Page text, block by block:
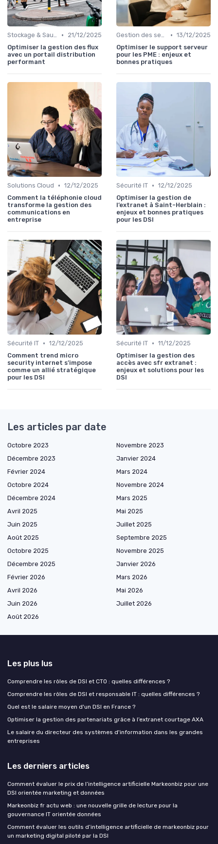
Stockage & Sauvegarde •
21/12/2025
Optimiser la gestion des flux
avec un portail distribution
performant
Gestion des serveurs • 13/12/2025
Optimiser le support serveur
pour les PME : enjeux et
bonnes pratiques
Solutions Cloud • 12/12/2025
Comment la téléphonie cloud
transforme la gestion des
communications en
entreprise
Sécurité IT • 12/12/2025
Optimiser la gestion de
l’extranet à Saint-Herblain :
enjeux et bonnes pratiques
pour les DSI
Sécurité IT • 12/12/2025
Comment trend micro
security internet s’impose
comme un allié stratégique
pour les DSI
Sécurité IT • 11/12/2025
Optimiser la gestion des
accès avec sfr extranet :
enjeux et solutions pour les
DSI
Les articles par date
Octobre 2023
Novembre 2023
Décembre 2023
Janvier 2024
Février 2024
Mars 2024
Octobre 2024
Novembre 2024
Décembre 2024
Mars 2025
Avril 2025
Mai 2025
Juin 2025
Juillet 2025
Août 2025
Septembre 2025
Octobre 2025
Novembre 2025
Décembre 2025
Janvier 2026
Février 2026
Mars 2026
Avril 2026
Mai 2026
Juin 2026
Juillet 2026
Août 2026
Les plus lus
Comprendre les rôles de DSI et CTO : quelles différences ?
Comprendre les rôles de DSI et responsable IT : quelles différences ?
Quel est le salaire moyen d'un DSI en France ?
Optimiser la gestion des partenariats grâce à l’extranet courtage AXA
Le salaire du directeur des systèmes d'information dans les grandes
entreprises
Les derniers articles
Comment évaluer le prix de l’intelligence artificielle Markeonbiz pour une
DSI orientée marketing et données
Markeonbiz fr actu web : une nouvelle grille de lecture pour la
gouvernance IT orientée données
Comment évaluer les outils d’intelligence artificielle de markeonbiz pour
un marketing digital piloté par la DSI